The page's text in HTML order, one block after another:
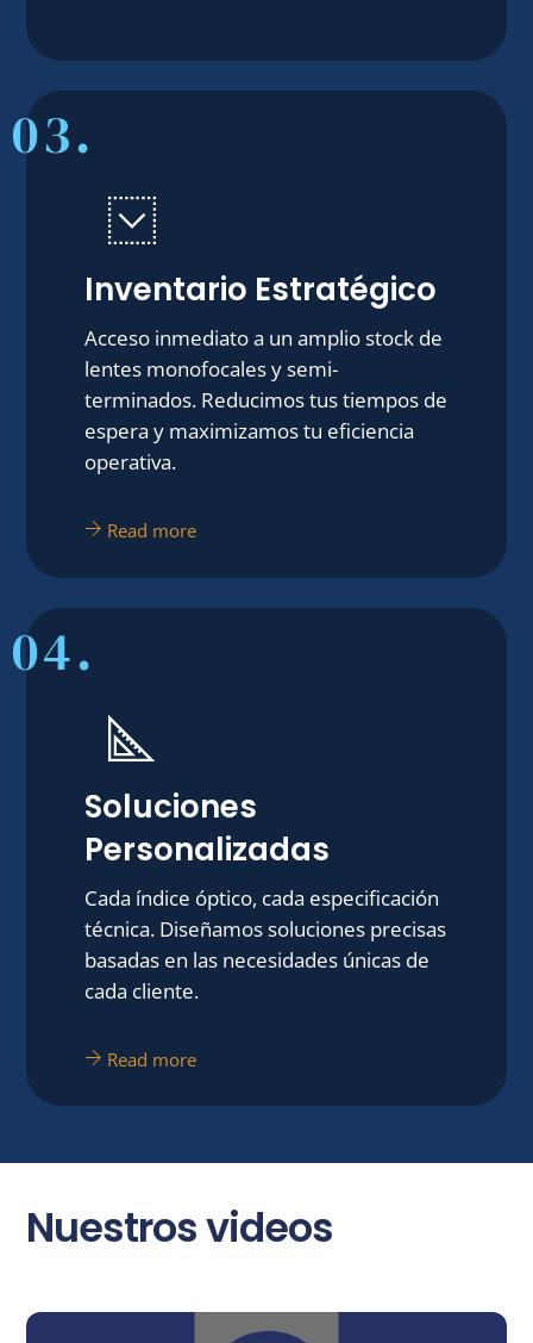
03.
Inventario Estratégico
Acceso inmediato a un amplio stock de
lentes monofocales y semi-
terminados. Reducimos tus tiempos de
espera y maximizamos tu eficiencia
operativa.
Read more
04.
Soluciones
Personalizadas
Cada índice óptico, cada especificación
técnica. Diseñamos soluciones precisas
basadas en las necesidades únicas de
cada cliente.
Read more
Nuestros videos